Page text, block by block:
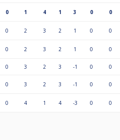
0 1 4 1 3 0 0
0 2 3 2 1 0 0
0 2 3 2 1 0 0
0 3 2 3 -1 0 0
0 3 2 3 -1 0 0
0 4 1 4 -3 0 0